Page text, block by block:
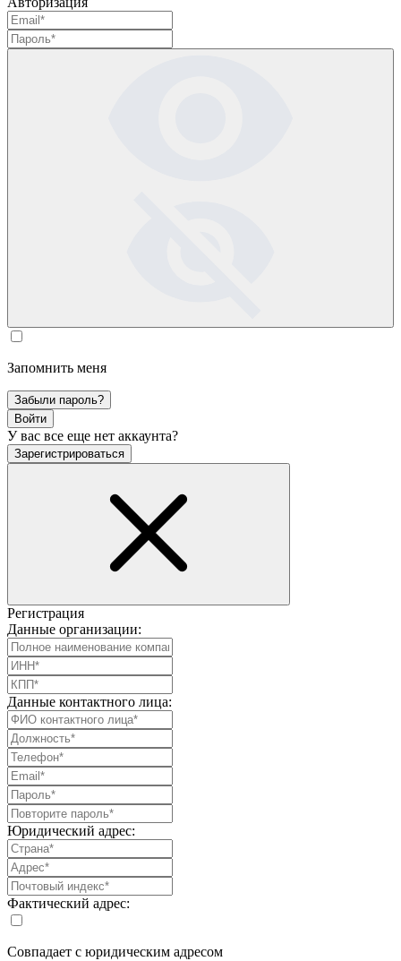
Запомнить меня
Забыли пароль?
Войти
У вас все еще нет аккаунта?
Зарегистрироваться
Регистрация
Данные организации:
Данные контактного лица:
Юридический адрес:
Фактический адрес:
Совпадает с юридическим адресом